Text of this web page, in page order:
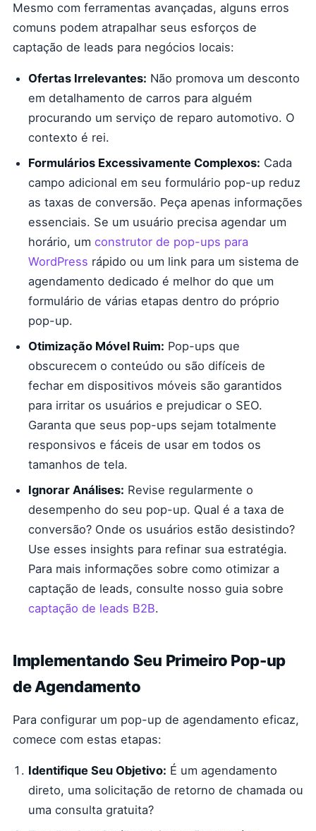
Mesmo com ferramentas avançadas, alguns erros
comuns podem atrapalhar seus esforços de
captação de leads para negócios locais:
Ofertas Irrelevantes: Não promova um desconto
em detalhamento de carros para alguém
procurando um serviço de reparo automotivo. O
contexto é rei.
Formulários Excessivamente Complexos: Cada
campo adicional em seu formulário pop-up reduz
as taxas de conversão. Peça apenas informações
essenciais. Se um usuário precisa agendar um
horário, um construtor de pop-ups para
WordPress rápido ou um link para um sistema de
agendamento dedicado é melhor do que um
formulário de várias etapas dentro do próprio
pop-up.
Otimização Móvel Ruim: Pop-ups que
obscurecem o conteúdo ou são difíceis de
fechar em dispositivos móveis são garantidos
para irritar os usuários e prejudicar o SEO.
Garanta que seus pop-ups sejam totalmente
responsivos e fáceis de usar em todos os
tamanhos de tela.
Ignorar Análises: Revise regularmente o
desempenho do seu pop-up. Qual é a taxa de
conversão? Onde os usuários estão desistindo?
Use esses insights para refinar sua estratégia.
Para mais informações sobre como otimizar a
captação de leads, consulte nosso guia sobre
captação de leads B2B.
Implementando Seu Primeiro Pop-up
de Agendamento
Para configurar um pop-up de agendamento eficaz,
comece com estas etapas:
Identifique Seu Objetivo: É um agendamento
direto, uma solicitação de retorno de chamada ou
uma consulta gratuita?